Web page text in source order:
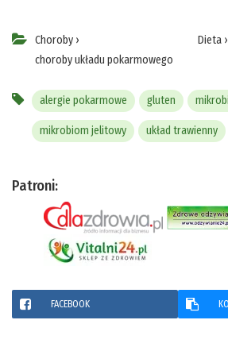
Choroby ›
choroby układu pokarmowego
Dieta›
alergie pokarmowe gluten
mikrobiom jelitowy układ trawienny
Patroni:
FACEBOOK